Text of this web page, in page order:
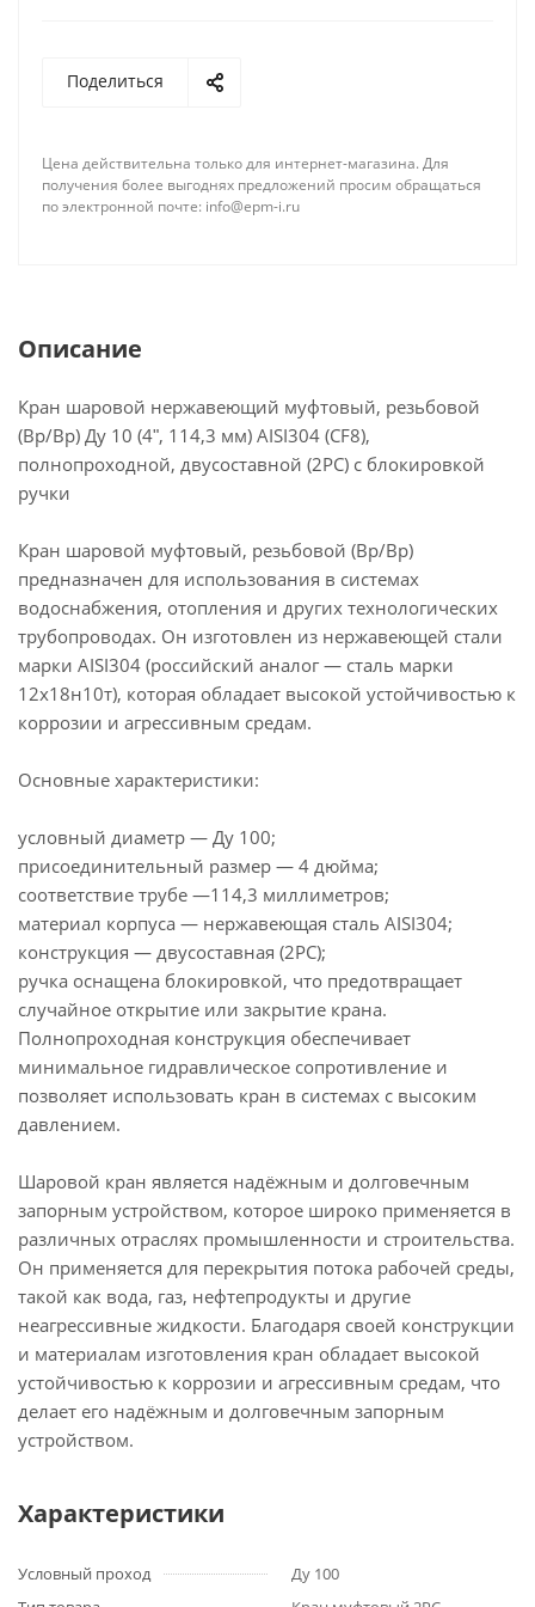
применяется в различных отраслях
промышленности и строительства. Он
обладает высокой устойчивостью к коррозии и
долговечным запорным устройством.
Поделиться
Цена действительна только для интернет-магазина. Для
получения более выгоднях предложений просим обращаться
по электронной почте: info@epm-i.ru
Описание
Кран шаровой нержавеющий муфтовый, резьбовой
(Вр/Вр) Ду 10 (4ʺ, 114,3 мм) AISI304 (CF8),
полнопроходной, двусоставной (2PC) с блокировкой
ручки
Кран шаровой муфтовый, резьбовой (Вр/Вр)
предназначен для использования в системах
водоснабжения, отопления и других технологических
трубопроводах. Он изготовлен из нержавеющей стали
марки AISI304 (российский аналог — сталь марки
12х18н10т), которая обладает высокой устойчивостью к
коррозии и агрессивным средам.
Основные характеристики:
условный диаметр — Ду 100;
присоединительный размер — 4 дюйма;
соответствие трубе —114,3 миллиметров;
материал корпуса — нержавеющая сталь AISI304;
конструкция — двусоставная (2PC);
ручка оснащена блокировкой, что предотвращает
случайное открытие или закрытие крана.
Полнопроходная конструкция обеспечивает
минимальное гидравлическое сопротивление и
позволяет использовать кран в системах с высоким
давлением.
Шаровой кран является надёжным и долговечным
запорным устройством, которое широко применяется в
различных отраслях промышленности и строительства.
Он применяется для перекрытия потока рабочей среды,
такой как вода, газ, нефтепродукты и другие
неагрессивные жидкости. Благодаря своей конструкции
и материалам изготовления кран обладает высокой
устойчивостью к коррозии и агрессивным средам, что
делает его надёжным и долговечным запорным
устройством.
Характеристики
Условный проход
Ду 100